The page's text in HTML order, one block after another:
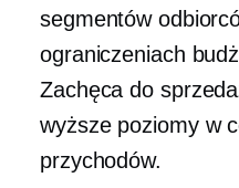
segmentów
ograniczeniach
Zachęca do
wyższe poziomy w
przychodów.